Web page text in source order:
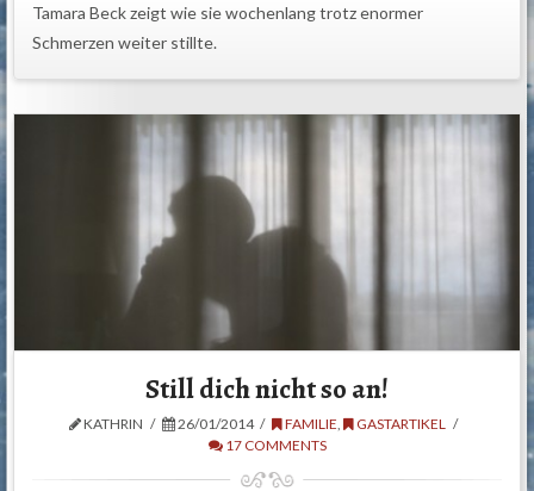
Tamara Beck zeigt wie sie wochenlang trotz enormer
Schmerzen weiter stillte.
Still dich nicht so an!
KATHRIN 26/01/2014 FAMILIE,
GASTARTIKEL
17 COMMENTS